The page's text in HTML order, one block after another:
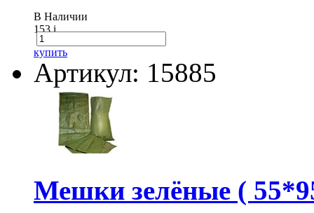
В Наличии
153i
купить
Артикул: 15885
Мешки зелёные (